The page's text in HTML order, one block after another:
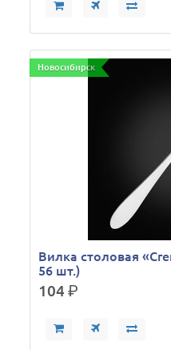
Новосибирск
Вилка столовая
56 шт.)
104р.